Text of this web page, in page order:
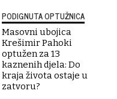
PODIGNUTA OPTUŽNICA
Masovni ubojica
Krešimir Pahoki
optužen za 13
kaznenih djela: Do
kraja života ostaje u
zatvoru?